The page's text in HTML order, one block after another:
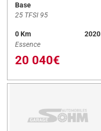
-
Base
25 TFSI 95
0 Km
2020
Essence
20 040€